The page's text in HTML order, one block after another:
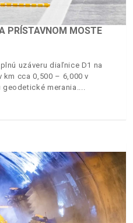
PRÍSTAVNOM MOSTE
uzáveru diaľnice D1 na
km cca 0,500 – 6,000 v
merania.